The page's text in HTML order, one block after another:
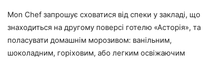
Mon Chef запрошує сховатися від спеки у закладі, що
знаходиться на другому поверсі готелю «Асторія», та
поласувати домашнім морозивом: ванільним,
шоколадним, горіховим, або легким освіжаючим